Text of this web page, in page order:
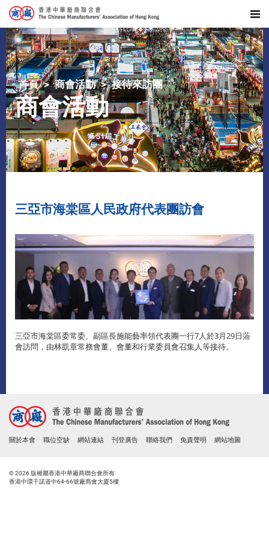
首頁 商會活動 接待來訪團
商會活動
三亞市海棠區人民政府代表團訪會
三亞市海棠區委常委、副區長施能藝率領代表團一行7人於3月29日蒞
會訪問，由林凱章常務會董、會董和行業委員會召集人等接待。
關於本會 職位空缺 網站連結 刊登廣告 聯絡我們 免責聲明 網站地圖
© 2026 版權屬香港中華廠商聯合會所有
香港中環干諾道中64-66號廠商會大廈5樓